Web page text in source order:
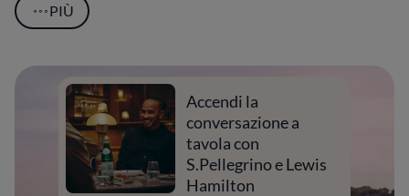
PIÙ
Accendi la
conversazione a
tavola con
S.Pellegrino e Lewis
Hamilton